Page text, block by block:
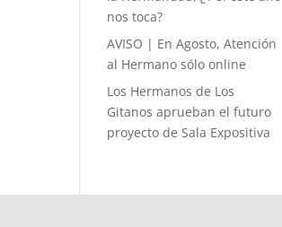
nos toca?
AVISO | En Agosto, Atención
al Hermano sólo online
Los Hermanos de Los
Gitanos aprueban el futuro
proyecto de Sala Expositiva